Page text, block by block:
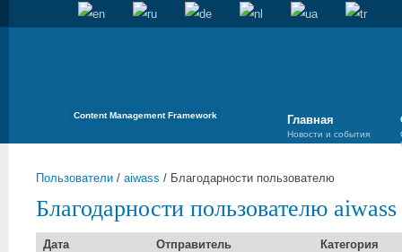
Content Management Framework Главная
Новости и события
Пользователи / aiwass / Благодарности пользователю
Благодарности пользователю aiwass
Дата Отправитель Категория